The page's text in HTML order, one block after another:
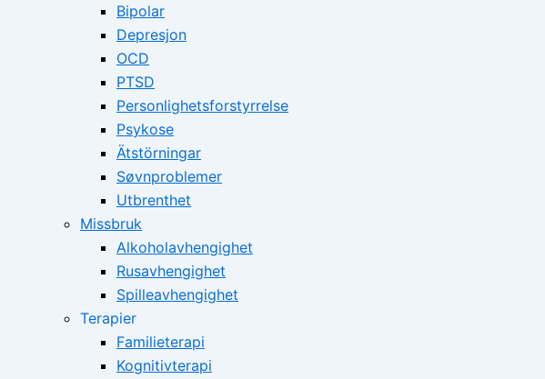
Bipolar
Depresjon
OCD
PTSD
Personlighetsforstyrrelse
Psykose
Ätstörningar
Søvnproblemer
Utbrenthet
Missbruk
Alkoholavhengighet
Rusavhengighet
Spilleavhengighet
Terapier
Familieterapi
Kognitivterapi